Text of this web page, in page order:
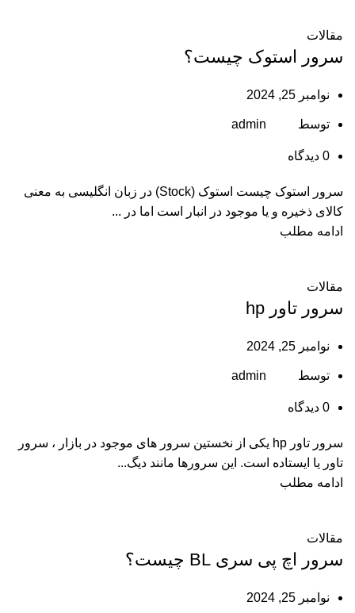
مقالات
سرور استوک چیست؟
نوامبر 25, 2024
توسط admin
0 دیدگاه
سرور استوک چیست استوک (Stock) در زبان انگلیسی به معنی
کالای ذخیره و یا موجود در انبار است اما در ...
ادامه مطلب
مقالات
سرور تاور hp
نوامبر 25, 2024
توسط admin
0 دیدگاه
سرور تاور hp یکی از نخستین سرور های موجود در بازار ، سرور
تاور یا ایستاده است. این سرورها مانند دیگ...
ادامه مطلب
مقالات
سرور اچ پی سری BL چیست؟
نوامبر 25, 2024